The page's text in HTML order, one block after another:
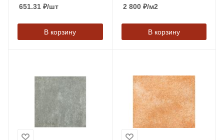
651.31 ₽/шт
В корзину
Naturabeige, 310*320*9,5
мм
2 800₽/м2
В корзину